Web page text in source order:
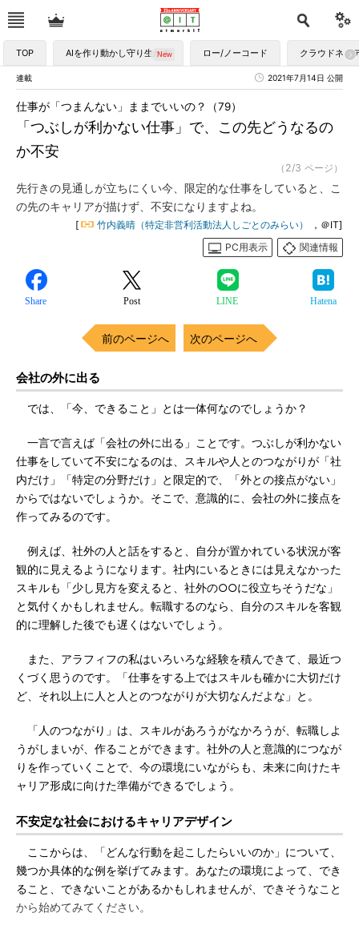
TOP AIを作り動かし守り生かす ロー/ノーコード クラウドネイ
連載 2021年7月14日 公開
「つぶしが利かない仕事」で、この先どうなるの
か不安
仕事が「つまんない」ままでいいの？（79）
（2/3 ページ）
先行きの見通しが立ちにくい今、限定的な仕事をしていると、こ
の先のキャリアが描けず、不安になりますよね。
[ 竹内義晴（特定非営利活動法人しごとのみらい）
，＠IT]
PC用表示
関連情報
Share Post LINE Hatena
前のページへ 次のページへ
会社の外に出る
では、「今、できること」とは一体何なのでしょうか？
一言で言えば「会社の外に出る」ことです。つぶしが利かない
仕事をしていて不安になるのは、スキルや人とのつながりが「社
内だけ」「特定の分野だけ」と限定的で、「外との接点がない」
からではないでしょうか。そこで、意識的に、会社の外に接点を
作ってみるのです。
例えば、社外の人と話をすると、自分が置かれている状況が客
観的に見えるようになります。社内にいるときには見えなかった
スキルも「少し見方を変えると、社外の○○に役立ちそうだな」
と気付くかもしれません。転職するのなら、自分のスキルを客観
的に理解した後でも遅くはないでしょう。
また、アラフィフの私はいろいろな経験を積んできて、最近つ
くづく思うのです。「仕事をする上ではスキルも確かに大切だけ
ど、それ以上に人と人とのつながりが大切なんだよな」と。
「人のつながり」は、スキルがあろうがなかろうが、転職しよ
うがしまいが、作ることができます。社外の人と意識的につなが
りを作っていくことで、今の環境にいながらも、未来に向けたキ
ャリア形成に向けた準備ができるでしょう。
不安定な社会におけるキャリアデザイン
ここからは、「どんな行動を起こしたらいいのか」について、
幾つか具体的な例を挙げてみます。あなたの環境によって、でき
ること、できないことがあるかもしれませんが、できそうなこと
から始めてみてください。